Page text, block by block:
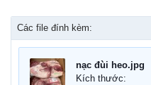
Các file đính kèm:
nạc đùi heo.jpg
Kích thước: